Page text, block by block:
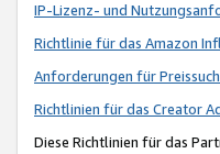
IP-Lizenz- und
Richtlinie für das Amazon
Anforderungen für
Richtlinien für das Creator
Diese Richtlinien für das